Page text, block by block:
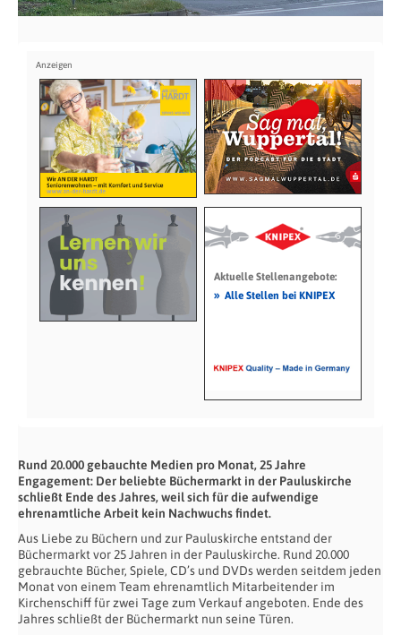
Aktuelle Stellenangebote:
» Alle Stellen bei KNIPEX
Rund 20.000 gebauchte Medien pro Monat, 25 Jahre
Engagement: Der beliebte Büchermarkt in der Pauluskirche
schließt Ende des Jahres, weil sich für die aufwendige
ehrenamtliche Arbeit kein Nachwuchs findet.
Aus Liebe zu Büchern und zur Pauluskirche entstand der
Büchermarkt vor 25 Jahren in der Pauluskirche. Rund 20.000
gebrauchte Bücher, Spiele, CD’s und DVDs werden seitdem jeden
Monat von einem Team ehrenamtlich Mitarbeitender im
Kirchenschiff für zwei Tage zum Verkauf angeboten. Ende des
Jahres schließt der Büchermarkt nun seine Türen.